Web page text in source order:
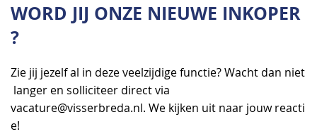
WORD JIJ ONZE NIEUWE INKOPER
?
Zie jij jezelf al in deze veelzijdige functie? Wacht dan niet
langer en solliciteer direct via
vacature@visserbreda.nl. We kijken uit naar jouw reacti
e!